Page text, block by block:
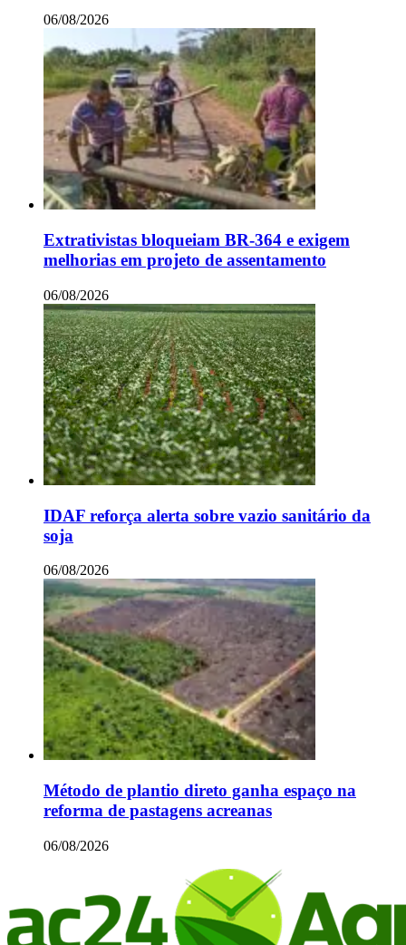
06/08/2026
Extrativistas bloqueiam BR-364 e exigem
melhorias em projeto de assentamento
06/08/2026
IDAF reforça alerta sobre vazio sanitário da
soja
06/08/2026
Método de plantio direto ganha espaço na
reforma de pastagens acreanas
06/08/2026